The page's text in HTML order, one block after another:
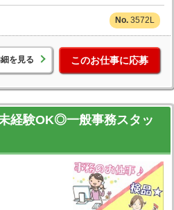
3572L
を見る このお仕事に応募
経験OK◎一般事務スタッ